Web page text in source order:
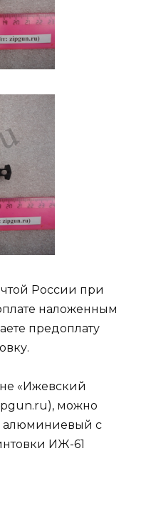
России при
наложенным
предоплату
«Ижевский
можно
алюминиевый с
ИЖ-61